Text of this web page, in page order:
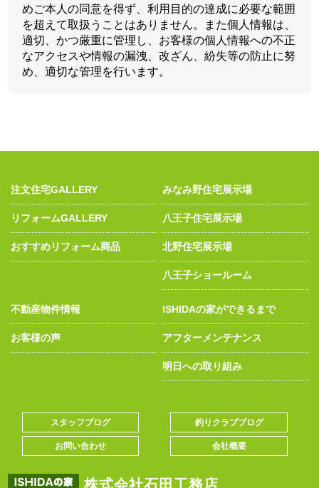
めご本人の同意を得ず、利用目的の達成に必要な範囲
を超えて取扱うことはありません。また個人情報は、
適切、かつ厳重に管理し、お客様の個人情報への不正
なアクセスや情報の漏洩、改ざん、紛失等の防止に努
め、適切な管理を行います。
注文住宅GALLERY
リフォームGALLERY
おすすめリフォーム商品
みなみ野住宅展示場
八王子住宅展示場
北野住宅展示場
八王子ショールーム
不動産物件情報
お客様の声
ISHIDAの家ができるまで
アフターメンテナンス
明日への取り組み
株式会社石田工務店
スタッフブログ 釣りクラブブログ
お問い合わせ 会社概要